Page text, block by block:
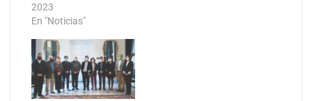
2023
En "Noticias"